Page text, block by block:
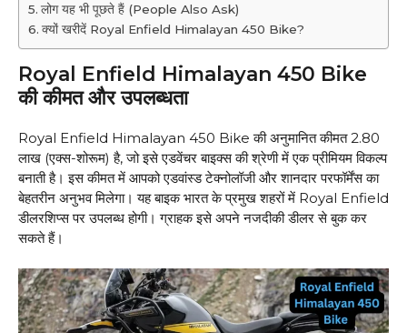
लोग यह भी पूछते हैं (People Also Ask)
क्यों खरीदें Royal Enfield Himalayan 450 Bike?
Royal Enfield Himalayan 450 Bike
की कीमत और उपलब्धता
Royal Enfield Himalayan 450 Bike की अनुमानित कीमत ₹2.80
लाख (एक्स-शोरूम) है, जो इसे एडवेंचर बाइक्स की श्रेणी में एक प्रीमियम विकल्प
बनाती है। इस कीमत में आपको एडवांस्ड टेक्नोलॉजी और शानदार परफॉर्मेंस का
बेहतरीन अनुभव मिलेगा। यह बाइक भारत के प्रमुख शहरों में Royal Enfield
डीलरशिप्स पर उपलब्ध होगी। ग्राहक इसे अपने नजदीकी डीलर से बुक कर
सकते हैं।